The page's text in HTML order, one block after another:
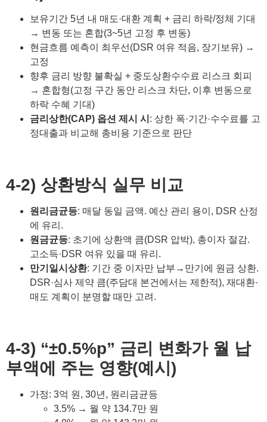
보유기간 5년 내 매도·대환 계획 + 금리 하락/정체 기대
→ 변동 또는 혼합(3~5년 고정 후 변동)
현금흐름 예측이 최우선(DSR 여유 적음, 장기보유) →
고정
향후 금리 방향 불확실 + 중도상환수수료 리스크 회피
→ 혼합형(고정 구간 동안 리스크 차단, 이후 변동으로
하락 수혜 기대)
금리상한(CAP) 옵션 제시 시 : 상한 폭·기간·수수료를 고
정대출과 비교해 총비용 기준으로 판단
4-2) 상환방식 실무 비교
원리금균등: 매달 동일 금액. 예산 관리 용이, DSR 산정
에 유리.
원금균등: 초기에 상환액 큼(DSR 압박), 총이자 절감.
고소득·DSR 여유 있을 때 유리.
만기일시상환: 기간 중 이자만 납부→만기에 원금 상환.
DSR·심사 제약 큼(주담대 본건에서는 제한적), 재대환·
매도 계획이 분명할 때만 고려.
4-3) “±0.5%p” 금리 변화가 월 납
부액에 주는 영향(예시)
가정: 3억 원, 30년, 원리금균등
3.5% → 월 약 134.7만 원